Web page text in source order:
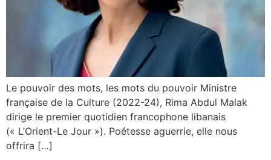
Le pouvoir des mots, les mots du pouvoir Ministre
française de la Culture (2022-24), Rima Abdul Malak
dirige le premier quotidien francophone libanais
(« L’Orient-Le Jour »). Poétesse aguerrie, elle nous
offrira […]